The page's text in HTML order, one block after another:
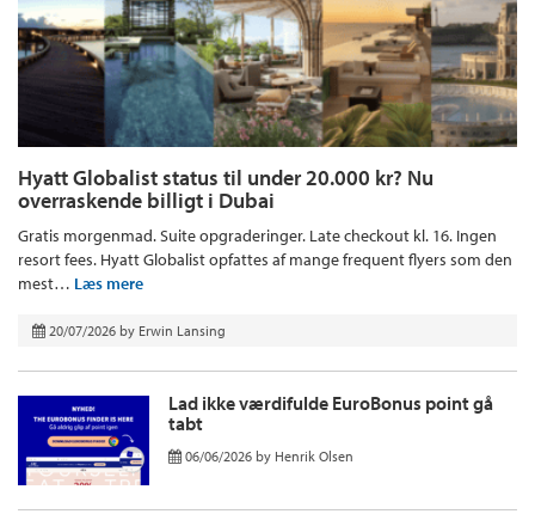
Hyatt Globalist status til under 20.000 kr? Nu
overraskende billigt i Dubai
Gratis morgenmad. Suite opgraderinger. Late checkout kl. 16. Ingen
resort fees. Hyatt Globalist opfattes af mange frequent flyers som den
mest… Læs mere
20/07/2026 by Erwin Lansing
Lad ikke værdifulde EuroBonus point gå
tabt
06/06/2026 by Henrik Olsen